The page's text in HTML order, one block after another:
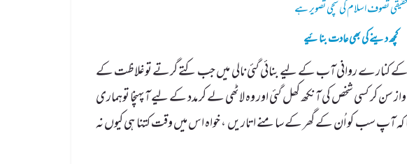
حقیقی تصوف اسلام کی سچی تصویر ہے
کچھ دینے کی بھی عادت بنائیے
روانی آب کے لیے بنائی گئی نالی میں جب کتے گرتے توغلاظت کے
سن کر کسی شخص کی آنکھ کھل گئی اور وہ لاٹھی لے کر مدد کے لیے آپہنچا توہماری
کہ آپ سب کو اُن کے گھر کے سامنے اتاریں ، خواہ اس میں وقت کتنا ہی کیوں نہ